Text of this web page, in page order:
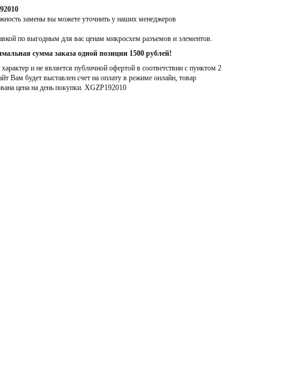
замены вы можете уточнить у наших менеджеров
по выгодным для вас ценам микросхем разъемов и элементов.
сумма заказа одной позиции 1500 рублей!
и не является публичной офертой в соответствии с пунктом 2
Вам будет выставлен счет на оплату в режиме онлайн, товар
цена на день покупки. XGZP192010